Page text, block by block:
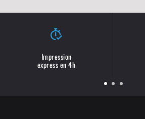
Impression
express en 4h